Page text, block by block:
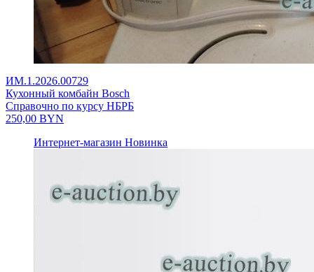
ИМ.1.2026.00729
Кухонный комбайн Bosch
Справочно по курсу НБРБ
250,00 BYN
Интернет-магазин Новинка